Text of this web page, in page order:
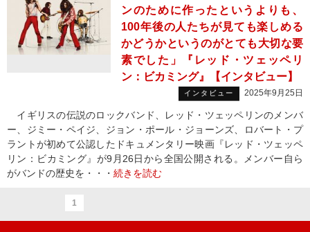
ンのために作ったというよりも、
100年後の人たちが見ても楽しめる
かどうかというのがとても大切な要
素でした」『レッド・ツェッペリ
ン：ビカミング』【インタビュー】
インタビュー 2025年9月25日
イギリスの伝説のロックバンド、レッド・ツェッペリンのメンバ
ー、ジミー・ペイジ、ジョン・ポール・ジョーンズ、ロバート・プ
ラントが初めて公認したドキュメンタリー映画『レッド・ツェッペ
リン：ビカミング』が9月26日から全国公開される。メンバー自ら
がバンドの歴史を・・・ 続きを読む
1